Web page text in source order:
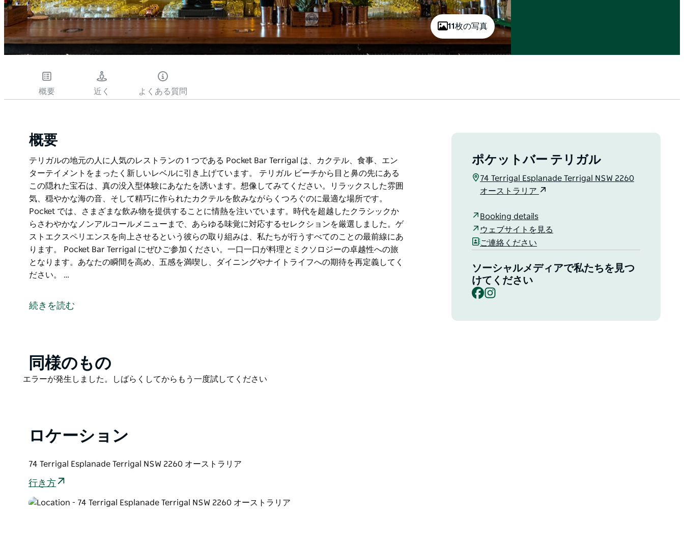
11枚の写真
概要 近く よくある質問
概要
テリガルの地元の人に人気のレストランの 1 つである Pocket Bar Terrigal は、カクテル、食事、エン
ターテイメントをまったく新しいレベルに引き上げています。 テリガル ビーチから目と鼻の先にある
この隠れた宝石は、真の没入型体験にあなたを誘います。想像してみてください。リラックスした雰囲
気、穏やかな海の音、そして精巧に作られたカクテルを飲みながらくつろぐのに最適な場所です。
Pocket では、さまざまな飲み物を提供することに情熱を注いでいます。時代を超越したクラシックか
らさわやかなノンアルコールメニューまで、あらゆる味覚に対応するセレクションを厳選しました。ゲ
ストエクスペリエンスを向上させるという彼らの取り組みは、私たちが行うすべてのことの最前線にあ
ります。 Pocket Bar Terrigal にぜひご参加ください。一口一口が料理とミクソロジーの卓越性への旅
となります。あなたの瞬間を高め、五感を満喫し、ダイニングやナイトライフへの期待を再定義してく
ださい。 …
ターテイメントをまったく新しいレベルに引き上げています。
Pocket では、さまざまな飲み物を提供することに情熱を注いでいます。時代を超越したクラシックか
らさわやかなノンアルコールメニューまで、あらゆる味覚に対応するセレクションを厳選しました。ゲ
す。あなたの瞬間を高め、五感を満喫し、ダイニングやナイトライフへの期待を再定義してください。
続きを読む
ポケットバー テリガル
74 Terrigal Esplanade Terrigal NSW 2260
オーストラリア
Booking details
ウェブサイトを見る
ご連絡ください
ソーシャルメディアで私たちを見つ
けてください
Facebook
Product
List
同様のもの
Product
エラーが発生しました。しばらくしてからもう一度試してください
ロケーション
74 Terrigal Esplanade Terrigal NSW 2260 オーストラリア
行き方